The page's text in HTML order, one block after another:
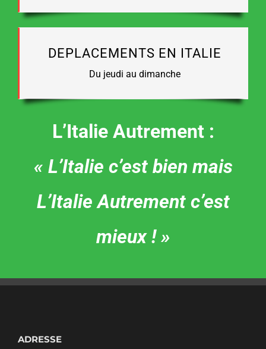
DEPLACEMENTS EN ITALIE
Du jeudi au dimanche
L’Italie Autrement :
« L’Italie c’est bien mais
L’Italie Autrement c’est
mieux ! »
ADRESSE